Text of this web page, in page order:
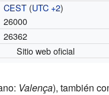
CEST (UTC +2)
26000
26362
Sitio web oficial
Valença), también